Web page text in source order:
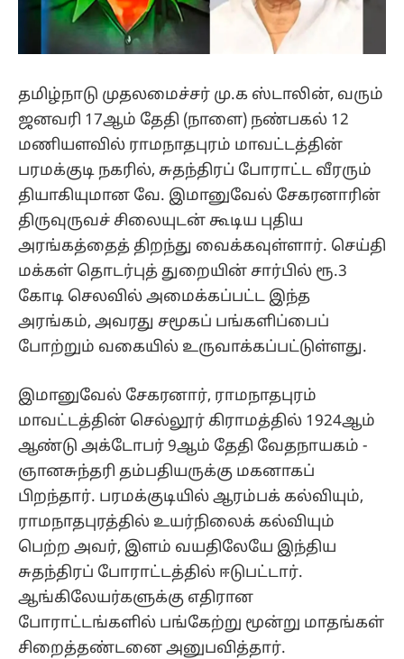
தமிழ்நாடு முதலமைச்சர் மு.க ஸ்டாலின், வரும்
ஜனவரி 17ஆம் தேதி (நாளை) நண்பகல் 12
மணியளவில் ராமநாதபுரம் மாவட்டத்தின்
பரமக்குடி நகரில், சுதந்திரப் போராட்ட வீரரும்
தியாகியுமான வே. இமானுவேல் சேகரனாரின்
திருவுருவச் சிலையுடன் கூடிய புதிய
அரங்கத்தைத் திறந்து வைக்கவுள்ளார். செய்தி
மக்கள் தொடர்புத் துறையின் சார்பில் ரூ.3
கோடி செலவில் அமைக்கப்பட்ட இந்த
அரங்கம், அவரது சமூகப் பங்களிப்பைப்
போற்றும் வகையில் உருவாக்கப்பட்டுள்ளது.
இமானுவேல் சேகரனார், ராமநாதபுரம்
மாவட்டத்தின் செல்லூர் கிராமத்தில் 1924ஆம்
ஆண்டு அக்டோபர் 9ஆம் தேதி வேதநாயகம் -
ஞானசுந்தரி தம்பதியருக்கு மகனாகப்
பிறந்தார். பரமக்குடியில் ஆரம்பக் கல்வியும்,
ராமநாதபுரத்தில் உயர்நிலைக் கல்வியும்
பெற்ற அவர், இளம் வயதிலேயே இந்திய
சுதந்திரப் போராட்டத்தில் ஈடுபட்டார்.
ஆங்கிலேயர்களுக்கு எதிரான
போராட்டங்களில் பங்கேற்று மூன்று மாதங்கள்
சிறைத்தண்டனை அனுபவித்தார்.